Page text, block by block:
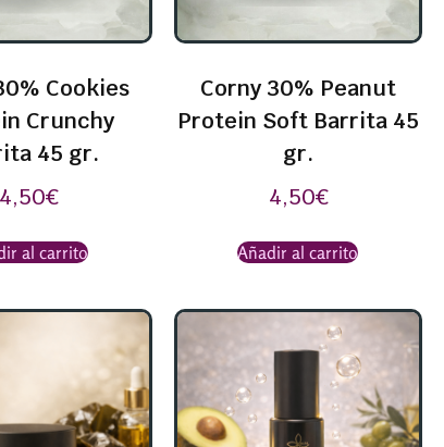
Cookies
Crunchy
45 gr.
4,50€
al carrito
Corny 30% Peanut
Protein Soft Barrita 45
gr.
4,50€
Añadir al carrito